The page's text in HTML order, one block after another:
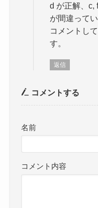
d が正解、c,
が間違って
コメントし
す。
返信
コメントする
名前
コメント内容